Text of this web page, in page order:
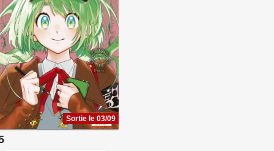
Sortie le 03/09